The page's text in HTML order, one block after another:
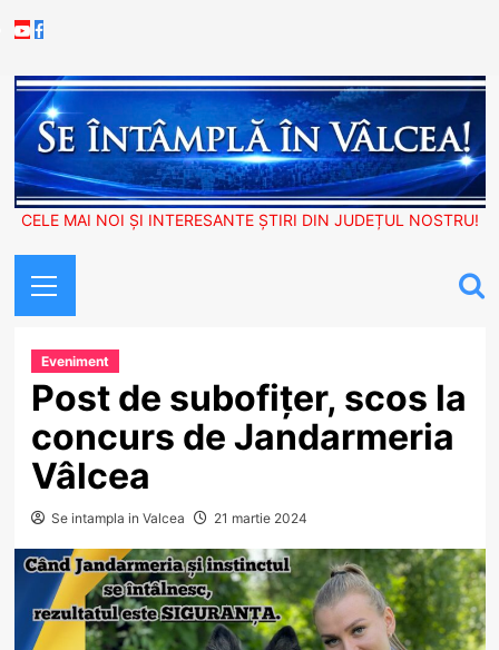
to
Youtube
Facebook
CELE MAI NOI ȘI INTERESANTE ȘTIRI DIN JUDEȚUL NOSTRU!
Menu
Eveniment
Post de subofițer, scos la
concurs de Jandarmeria
Vâlcea
Se intampla in Valcea 21 martie 2024